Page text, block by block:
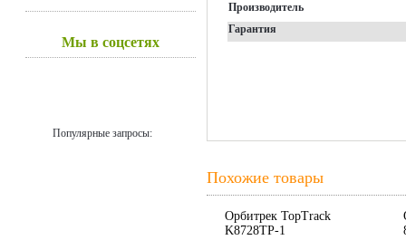
Мы в соцсетях
Популярные запросы:
Производитель
Гарантия
Похожие товары
Орбитрек TopTrack
K8728TP-1